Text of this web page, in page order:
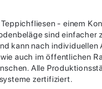
- einem
sind einfacher
kann nach
auch im öffentlichen
Alle
zertifiziert.